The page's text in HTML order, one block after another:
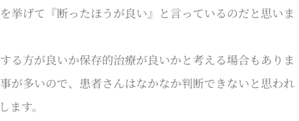
挙げて『断ったほうが良い』と言っているのだと思いま
方が良いか保存的治療が良いかと考える場合もありま
が多いので、患者さんはなかなか判断できないと思われ
す。